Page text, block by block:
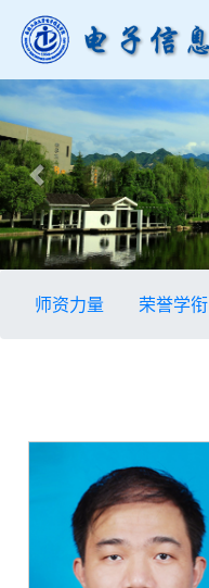
Previous
师资力量 荣誉学衔